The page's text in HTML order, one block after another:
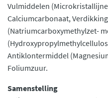
Vulmiddelen
Calciumcarbonaat,
(Natriumcarboxymethylzet-
Antiklontermiddel
Foliumzuur.
Samenstelling